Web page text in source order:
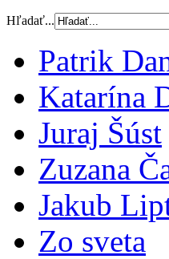
Hľadať...
Patrik
Katarína
Juraj Šúst
Zuzana
Jakub
Zo sveta